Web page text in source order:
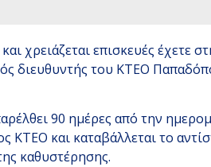
χρειάζεται επισκευές έχετε
διευθυντής του ΚΤΕΟ
90 ημέρες από την
ΚΤΕΟ και καταβάλλεται το
καθυστέρησης.